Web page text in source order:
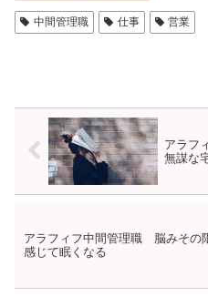
中間管理職 仕事 営業
アラフ
無謀な
アラフィフ中間管理職 脳みその
感じて眠くなる